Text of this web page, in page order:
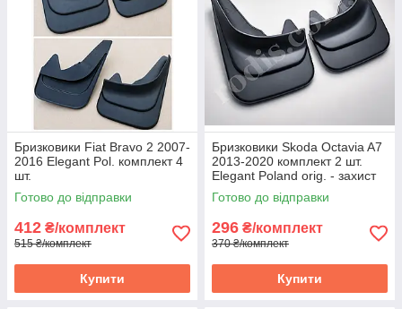
Бризковики Fiat Bravo 2 2007-
2016 Elegant Pol. комплект 4
шт.
Готово до відправки
412 ₴/комплект
515 ₴/комплект
Купити
Бризковики Skoda Octavia A7
2013-2020 комплект 2 шт.
Elegant Poland orig. - захист
арок Скода Октавіа
Готово до відправки
296 ₴/комплект
370 ₴/комплект
Купити